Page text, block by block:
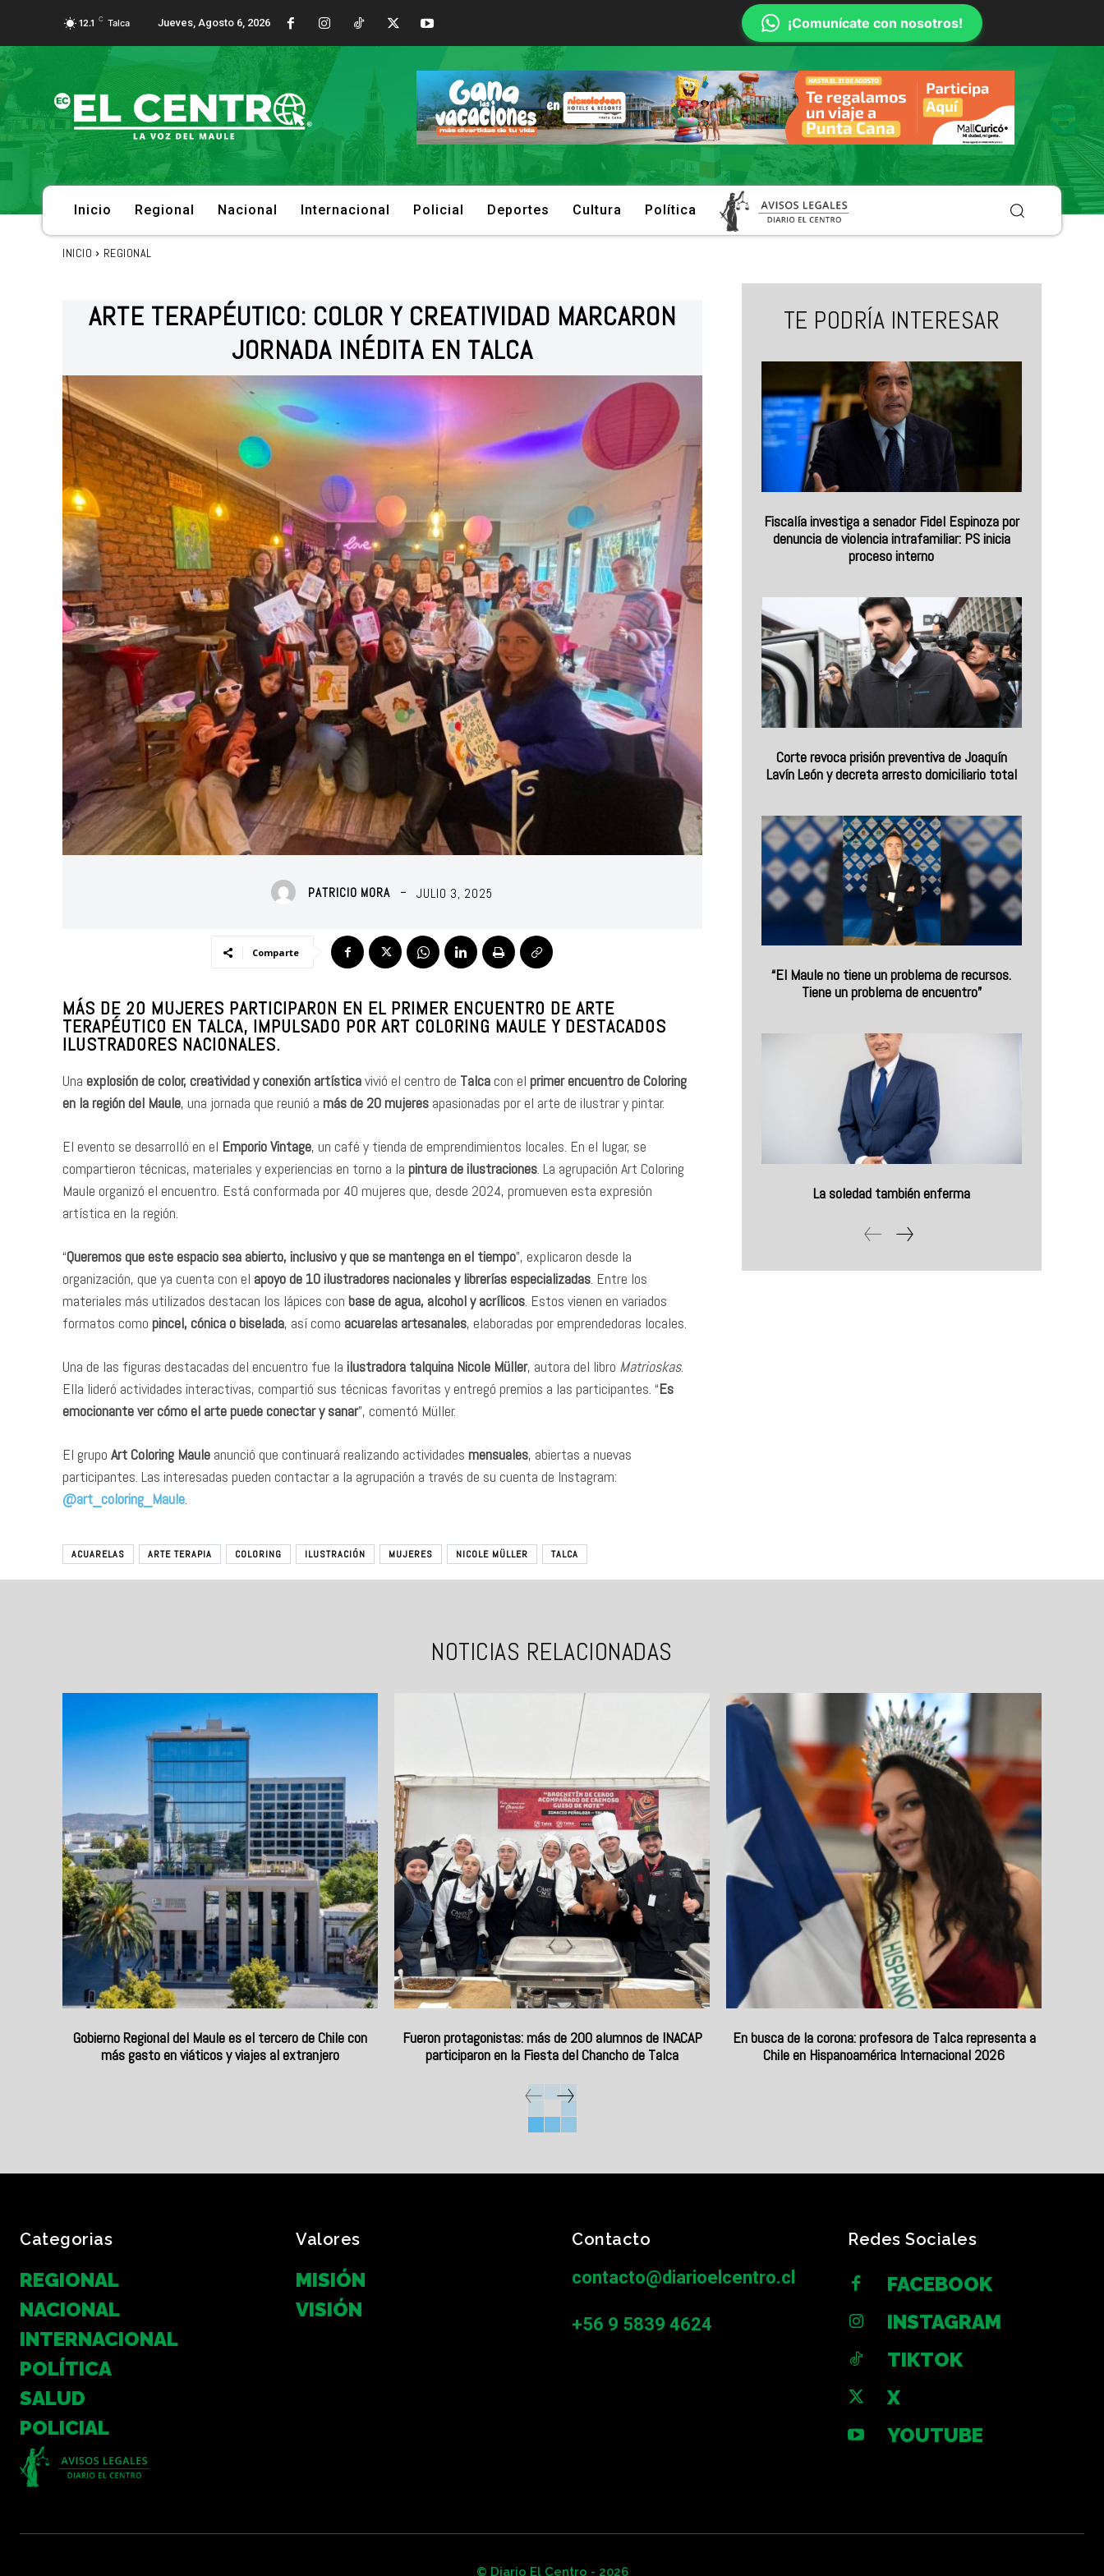
12.1 C Talca Jueves, Agosto 6, 2026 ¡Comunícate con nosotros!
Inicio Regional Nacional Internacional Policial Deportes Cultura Política
INICIO REGIONAL
ARTE TERAPÉUTICO: COLOR Y CREATIVIDAD MARCARON
JORNADA INÉDITA EN TALCA
PATRICIO MORA JULIO 3, 2025
Comparte
MÁS DE 20 MUJERES PARTICIPARON EN EL PRIMER ENCUENTRO DE ARTE
TERAPÉUTICO EN TALCA, IMPULSADO POR ART COLORING MAULE Y DESTACADOS
ILUSTRADORES NACIONALES.
Una explosión de color, creatividad y conexión artísticavivió el centro de Talcacon el primer encuentro de Coloring
en la región del Maule, una jornada que reunió a más de 20 mujeres apasionadas por el arte de ilustrar y pintar.
El evento se desarrolló en el Emporio Vintage, un café y tienda de emprendimientos locales. En el lugar, se
compartieron técnicas, materiales y experiencias en torno a la pintura de ilustraciones. La agrupación Art Coloring
Maule organizó el encuentro. Está conformada por 40 mujeres que, desde 2024, promueven esta expresión
artística en la región.
“Queremos que este espacio sea abierto, inclusivo y que se mantenga en el tiempo”, explicaron desde la
organización, que ya cuenta con el apoyo de 10 ilustradores nacionales y librerías especializadas. Entre los
materiales más utilizados destacan los lápices con base de agua, alcohol y acrílicos. Estos vienen en variados
formatos como pincel, cónica o biselada, así como acuarelas artesanales, elaboradas por emprendedoras locales.
Una de las figuras destacadas del encuentro fue la ilustradora talquina Nicole Müller, autora del libro Matrioskas.
Ella lideró actividades interactivas, compartió sus técnicas favoritas y entregó premios a las participantes. “Es
emocionante ver cómo el arte puede conectar y sanar”, comentó Müller.
El grupo Art Coloring Maule anunció que continuará realizando actividades mensuales, abiertas a nuevas
participantes. Las interesadas pueden contactar a la agrupación a través de su cuenta de Instagram:
@art_coloring_Maule.
ACUARELAS ARTE TERAPIA COLORING ILUSTRACIÓN MUJERES NICOLE MÜLLER TALCA
TE PODRÍA INTERESAR
Fiscalía investiga a senador Fidel Espinoza por
denuncia de violencia intrafamiliar: PS inicia
proceso interno
Corte revoca prisión preventiva de Joaquín
Lavín León y decreta arresto domiciliario total
“El Maule no tiene un problema de recursos.
Tiene un problema de encuentro”
La soledad también enferma
NOTICIAS RELACIONADAS
Gobierno Regional del Maule es el tercero de Chile con
más gasto en viáticos y viajes al extranjero
Fueron protagonistas: más de 200 alumnos de INACAP
participaron en la Fiesta del Chancho de Talca
En busca de la corona: profesora de Talca representa a
Chile en Hispanoamérica Internacional 2026
Categorias
REGIONAL
NACIONAL
INTERNACIONAL
POLÍTICA
SALUD
POLICIAL
Valores
MISIÓN
VISIÓN
Contacto
contacto@diarioelcentro.cl
+56 9 5839 4624
Redes Sociales
FACEBOOK
INSTAGRAM
TIKTOK
X
YOUTUBE
© Diario El Centro - 2026